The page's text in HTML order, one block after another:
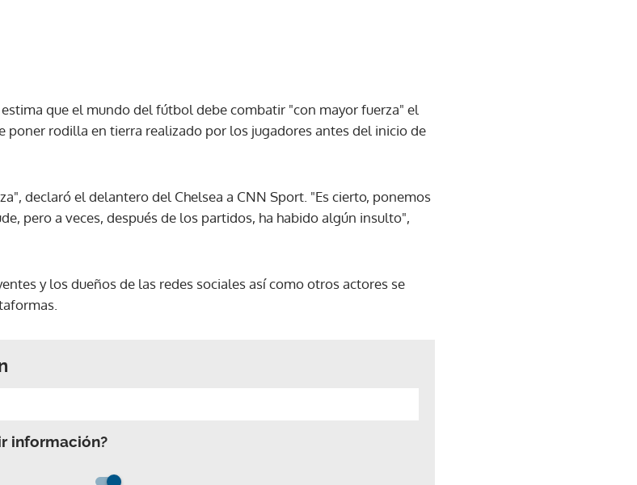
que el mundo del fútbol debe combatir "con mayor fuerza" el
poner rodilla en tierra realizado por los jugadores antes del inicio de
declaró el delantero del Chelsea a CNN Sport. "Es cierto, ponemos
pero a veces, después de los partidos, ha habido algún insulto",
y los dueños de las redes sociales así como otros actores se
información?